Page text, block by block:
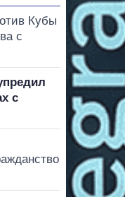
Кубы
с
с